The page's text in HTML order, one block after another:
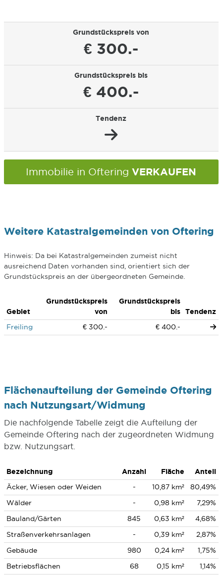
Grundstückspreis von
€ 300.-
Grundstückspreis bis
€ 400.-
Tendenz
Immobilie in Oftering VERKAUFEN
Weitere Katastralgemeinden von Oftering
Hinweis: Da bei Katastralgemeinden zumeist nicht
ausreichend Daten vorhanden sind, orientiert sich der
Grundstückspreis an der übergeordneten Gemeinde.
Gebiet
Grundstückspreis
von
Grundstückspreis
bis
Tendenz
Freiling
€ 300.- € 400.-
Flächenaufteilung der Gemeinde Oftering
nach Nutzungsart/Widmung
Die nachfolgende Tabelle zeigt die Aufteilung der
Gemeinde Oftering nach der zugeordneten Widmung
bzw. Nutzungsart.
Bezeichnung Anzahl Fläche
Anteil
Äcker, Wiesen oder Weiden
- 10,87 km²
80,49%
Wälder
- 0,98 km²
7,29%
Bauland/Gärten
845 0,63 km²
4,68%
Straßenverkehrsanlagen
- 0,39 km²
2,87%
Gebäude
980 0,24 km²
1,75%
Betriebsflächen
68 0,15 km² 1,14%